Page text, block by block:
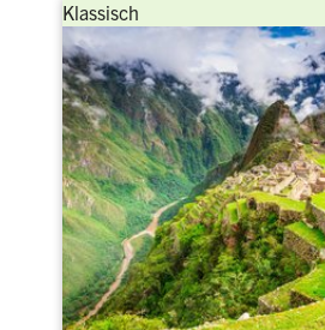
Klassisch